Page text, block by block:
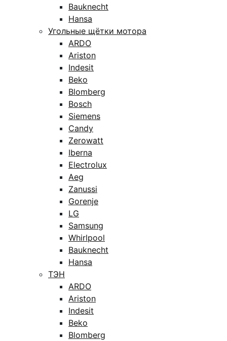
Bauknecht
Hansa
Угольные щётки мотора
ARDO
Ariston
Indesit
Beko
Blomberg
Bosch
Siemens
Candy
Zerowatt
Iberna
Electrolux
Aeg
Zanussi
Gorenje
LG
Samsung
Whirlpool
Bauknecht
Hansa
ТЭН
ARDO
Ariston
Indesit
Beko
Blomberg